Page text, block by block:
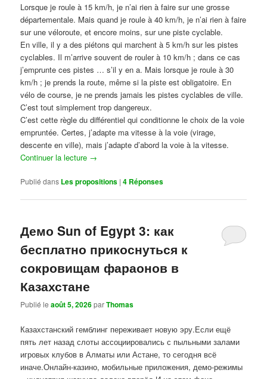
Lorsque je roule à 15 km/h, je n’ai rien à faire sur une grosse
départementale. Mais quand je roule à 40 km/h, je n’ai rien à faire
sur une véloroute, et encore moins, sur une piste cyclable.
En ville, il y a des piétons qui marchent à 5 km/h sur les pistes
cyclables. Il m’arrive souvent de rouler à 10 km/h ; dans ce cas
j’emprunte ces pistes … s’il y en a. Mais lorsque je roule à 30
km/h ; je prends la route, même si la piste est obligatoire. En
vélo de course, je ne prends jamais les pistes cyclables de ville.
C’est tout simplement trop dangereux.
C’est cette règle du différentiel qui conditionne le choix de la voie
empruntée. Certes, j’adapte ma vitesse à la voie (virage,
descente en ville), mais j’adapte d’abord la voie à la vitesse.
Continuer la lecture →
Publié dans Les propositions |4 Réponses
Демо Sun of Egypt 3: как
бесплатно прикоснуться к
сокровищам фараонов в
Казахстане
Publié leaoût 5, 2026parThomas
Казахстанский гемблинг переживает новую эру.Если ещё
пять лет назад слоты ассоциировались с пыльными залами
игровых клубов в Алматы или Астане, то сегодня всё
иначе.Онлайн-казино, мобильные приложения, демо-режимы